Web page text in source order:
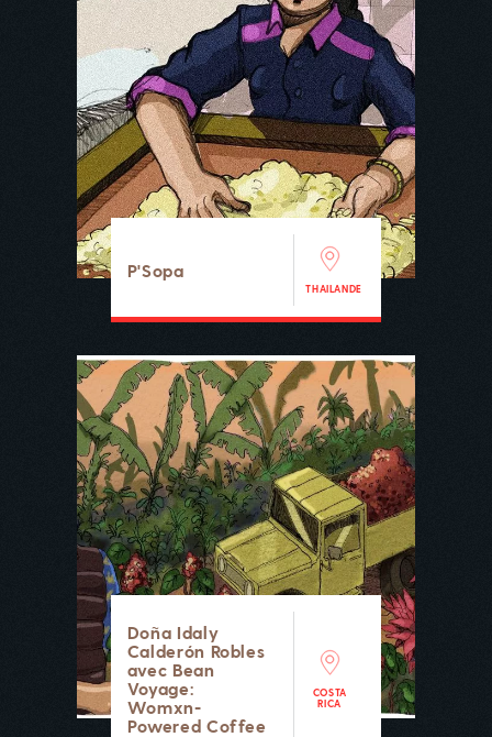
P'Sopa
THAILANDE
Doña Idaly
Calderón Robles
avec Bean
Voyage:
Womxn-
Powered Coffee
COSTA
RICA